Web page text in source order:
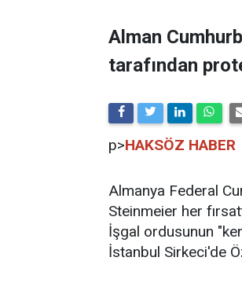
Alman
tarafından
p>HAKSÖZ HABER
Almanya Federal
Steinmeier her
İşgal ordusunun
İstanbul Sirkeci'de